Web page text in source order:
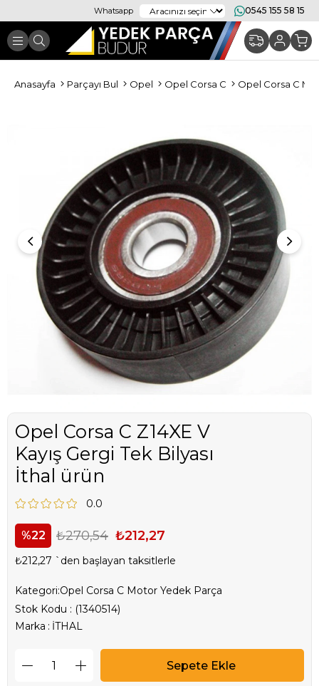
Whatsapp 0545 155 58 15
Anasayfa Parçayı Bul Opel Opel Corsa C Opel Corsa C
Opel Corsa C Z14XE V
Kayış Gergi Tek Bilyası
İthal ürün
0.0
22 ₺270,54 ₺212,27
₺212,27 `den başlayan taksitlerle
Kategori:Opel Corsa C Motor Yedek Parça
Stok Kodu
(1340514)
Marka : İTHAL